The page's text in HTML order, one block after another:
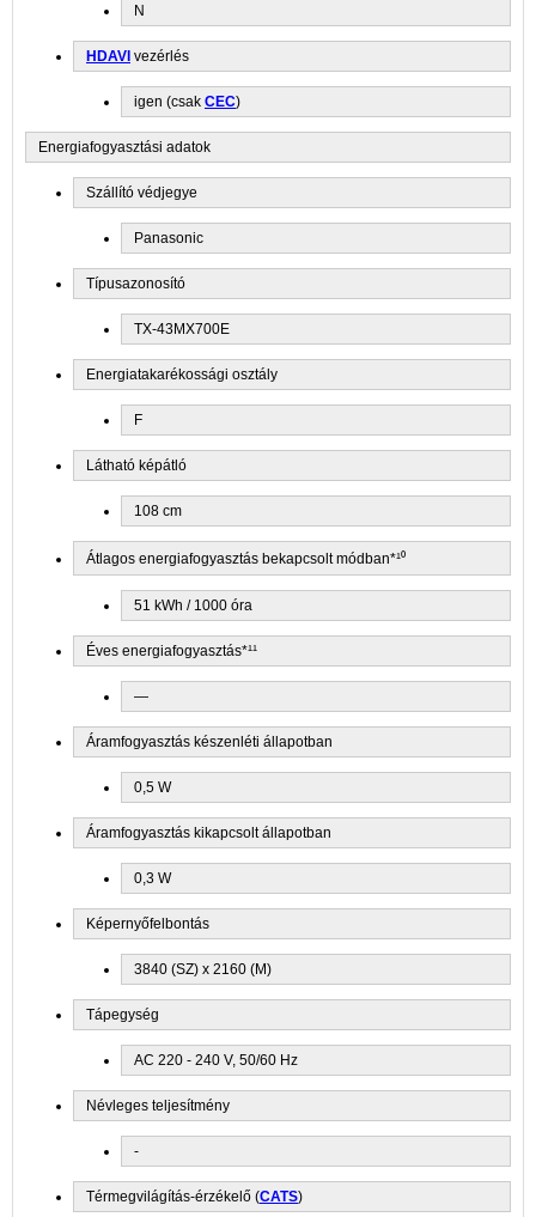
N
HDAVI vezérlés
igen (csak CEC)
Energiafogyasztási adatok
Szállító védjegye
Panasonic
Típusazonosító
TX-43MX700E
Energiatakarékossági osztály
F
Látható képátló
108 cm
Átlagos energiafogyasztás bekapcsolt módban*¹⁰
51 kWh / 1000 óra
Éves energiafogyasztás*¹¹
—
Áramfogyasztás készenléti állapotban
0,5 W
Áramfogyasztás kikapcsolt állapotban
0,3 W
Képernyőfelbontás
3840 (SZ) x 2160 (M)
Tápegység
AC 220 - 240 V, 50/60 Hz
Névleges teljesítmény
-
Térmegvilágítás-érzékelő (CATS)